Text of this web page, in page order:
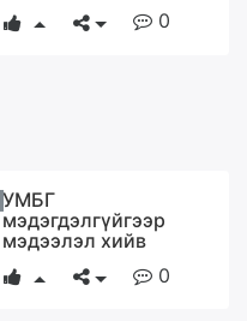
0
УМБГ
мэдэгдэлгүйгээр
мэдээлэл хийв
0